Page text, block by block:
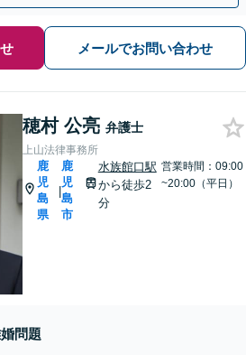
メールでお問い合わせ
穂村 公亮 弁護士
上山法律事務所
鹿
児
島
県
|
鹿
児
島
市
水族館口駅
から徒歩2
分
営業時間：09:00
~20:00（平日）
問題